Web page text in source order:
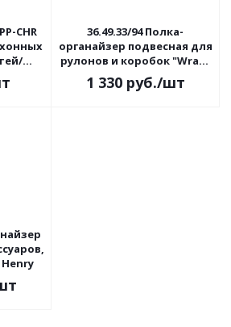
CHR
36.49.33/94 Полка-
органайзер подвесная для
рулонов и коробок "Wrap"
33х12х9 см
1 330руб./шт